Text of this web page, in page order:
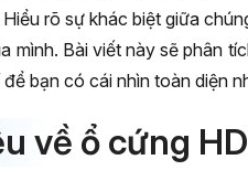
rõ sự khác biệt giữa
mình. Bài viết này sẽ phân
bạn có cái nhìn toàn diện
về ổ cứng